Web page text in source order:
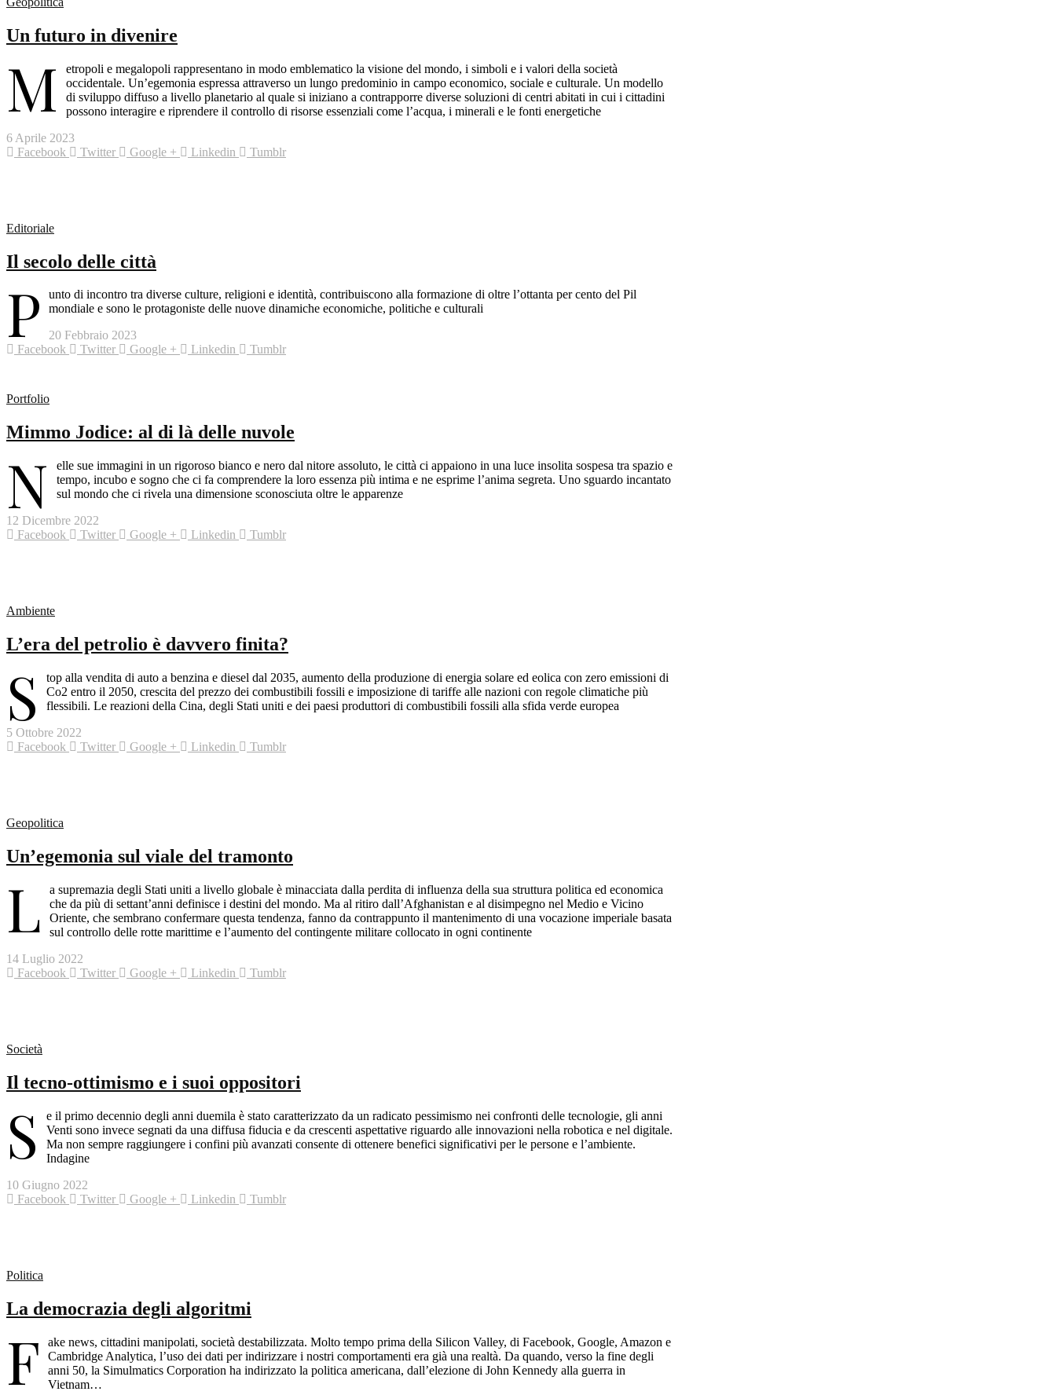
Un futuro in divenire
M
etropoli e megalopoli rappresentano in modo emblematico la visione del mondo, i simboli e i valori della società
occidentale. Un’egemonia espressa attraverso un lungo predominio in campo economico, sociale e culturale. Un modello
di sviluppo diffuso a livello planetario al quale si iniziano a contrapporre diverse soluzioni di centri abitati in cui i cittadini
possono interagire e riprendere il controllo di risorse essenziali come l’acqua, i minerali e le fonti energetiche
6 Aprile 2023
Facebook
Twitter Google + Linkedin Tumblr
Editoriale
Il secolo delle città
P
unto di incontro tra diverse culture, religioni e identità, contribuiscono alla formazione di oltre l’ottanta per cento del Pil
mondiale e sono le protagoniste delle nuove dinamiche economiche, politiche e culturali
20 Febbraio 2023
Facebook
Twitter Google + Linkedin Tumblr
Portfolio
Mimmo Jodice: al di là delle nuvole
N
elle sue immagini in un rigoroso bianco e nero dal nitore assoluto, le città ci appaiono in una luce insolita sospesa tra spazio e
tempo, incubo e sogno che ci fa comprendere la loro essenza più intima e ne esprime l’anima segreta. Uno sguardo incantato
sul mondo che ci rivela una dimensione sconosciuta oltre le apparenze
12 Dicembre 2022
Facebook
Twitter Google + Linkedin Tumblr
Ambiente
L’era del petrolio è davvero finita?
S
top alla vendita di auto a benzina e diesel dal 2035, aumento della produzione di energia solare ed eolica con zero emissioni di
Co2 entro il 2050, crescita del prezzo dei combustibili fossili e imposizione di tariffe alle nazioni con regole climatiche più
flessibili. Le reazioni della Cina, degli Stati uniti e dei paesi produttori di combustibili fossili alla sfida verde europea
5 Ottobre 2022
Facebook
Twitter Google + Linkedin Tumblr
Geopolitica
Un’egemonia sul viale del tramonto
L
a supremazia degli Stati uniti a livello globale è minacciata dalla perdita di influenza della sua struttura politica ed economica
che da più di settant’anni definisce i destini del mondo. Ma al ritiro dall’Afghanistan e al disimpegno nel Medio e Vicino
Oriente, che sembrano confermare questa tendenza, fanno da contrappunto il mantenimento di una vocazione imperiale basata
sul controllo delle rotte marittime e l’aumento del contingente militare collocato in ogni continente
14 Luglio 2022
Facebook
Twitter Google + Linkedin Tumblr
Società
Il tecno-ottimismo e i suoi oppositori
S
e il primo decennio degli anni duemila è stato caratterizzato da un radicato pessimismo nei confronti delle tecnologie, gli anni
Venti sono invece segnati da una diffusa fiducia e da crescenti aspettative riguardo alle innovazioni nella robotica e nel digitale.
Ma non sempre raggiungere i confini più avanzati consente di ottenere benefici significativi per le persone e l’ambiente.
Indagine
10 Giugno 2022
Facebook
Twitter Google + Linkedin Tumblr
Politica
La democrazia degli algoritmi
F
ake news, cittadini manipolati, società destabilizzata. Molto tempo prima della Silicon Valley, di Facebook, Google, Amazon e
Cambridge Analytica, l’uso dei dati per indirizzare i nostri comportamenti era già una realtà. Da quando, verso la fine degli
anni 50, la Simulmatics Corporation ha indirizzato la politica americana, dall’elezione di John Kennedy alla guerra in
Vietnam…